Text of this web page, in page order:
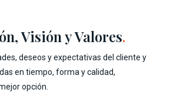
Visión y Valores.
deseos y expectativas del cliente y
en tiempo, forma y calidad,
opción.